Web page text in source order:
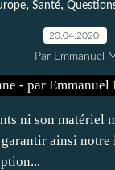
, Santé,
20.04.2020
Par Emmanuel
ni son matériel
ainsi